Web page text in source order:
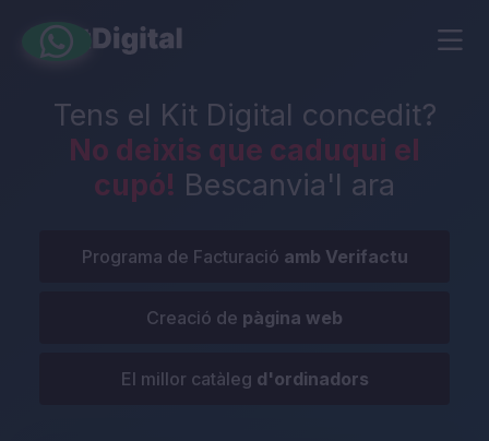
Tens el Kit Digital concedit?
No deixis que caduqui el
cupó! Bescanvia'l ara
Programa de Facturació amb Verifactu
Creació de pàgina web
El millor catàleg d'ordinadors